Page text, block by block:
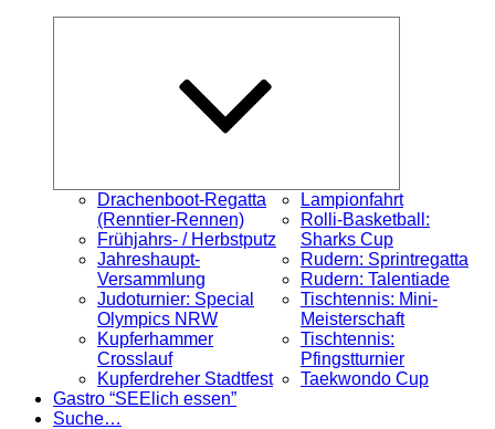
Drachenboot-Regatta
(Renntier-Rennen)
Frühjahrs- / Herbstputz
Jahreshaupt-
Versammlung
Judoturnier: Special
Olympics NRW
Kupferhammer
Crosslauf
Kupferdreher Stadtfest
Lampionfahrt
Rolli-Basketball:
Sharks Cup
Rudern: Sprintregatta
Rudern: Talentiade
Tischtennis: Mini-
Meisterschaft
Tischtennis:
Pfingstturnier
Taekwondo Cup
Gastro “SEElich essen”
Suche…